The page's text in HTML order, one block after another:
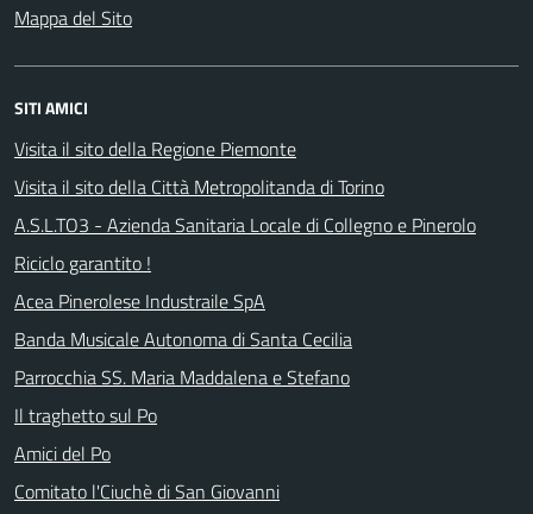
Mappa del Sito
SITI AMICI
Visita il sito della Regione Piemonte
Visita il sito della Città Metropolitanda di Torino
A.S.L.TO3 - Azienda Sanitaria Locale di Collegno e Pinerolo
Riciclo garantito !
Acea Pinerolese Industraile SpA
Banda Musicale Autonoma di Santa Cecilia
Parrocchia SS. Maria Maddalena e Stefano
Il traghetto sul Po
Amici del Po
Comitato l'Ciuchè di San Giovanni